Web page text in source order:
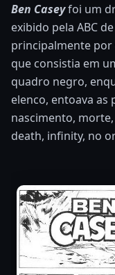
Ben Caseyfoi um
exibido pela ABC
principalmente por
que consistia em
quadro negro,
elenco, entoava as
nascimento,
death, infinity, no